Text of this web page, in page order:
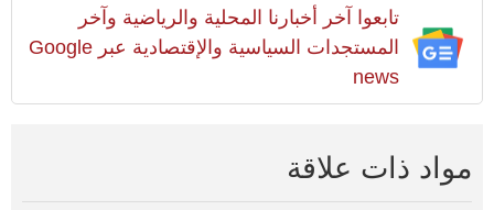
تابعوا آخر أخبارنا المحلية والرياضية وآخر
المستجدات السياسية والإقتصادية عبر Google
news
مواد ذات علاقة